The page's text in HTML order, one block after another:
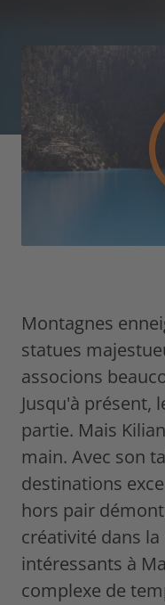
Montagnes
statues
associons
Jusqu'à présent,
partie. Mais
main. Avec son
destinations
hors pair
créativité dans
intéressants à
complexe de